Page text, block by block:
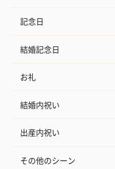
記念日
結婚記念日
お礼
結婚内祝い
出産内祝い
その他のシーン